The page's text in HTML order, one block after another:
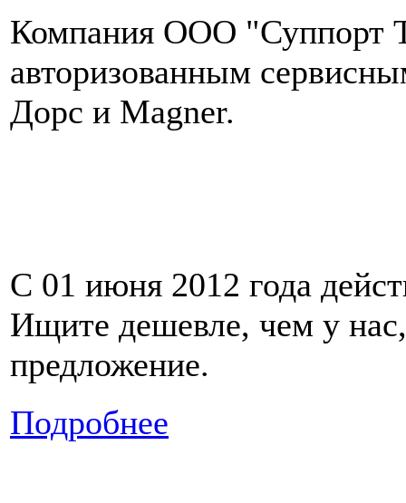
Компания ООО "Суппорт
авторизованным
Дорс и Magner.
С 01 июня 2012 года
Ищите дешевле, чем у
предложение.
Подробнее